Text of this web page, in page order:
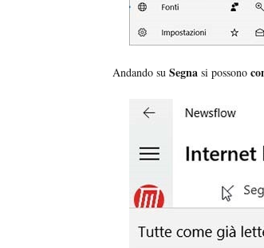
Andando su Segna si possono